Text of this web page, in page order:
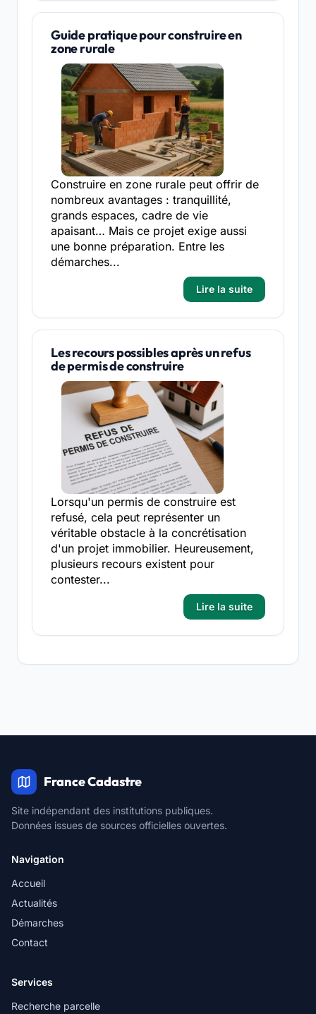
Guide pratique pour construire en
zone rurale
Construire en zone rurale peut offrir de
nombreux avantages : tranquillité,
grands espaces, cadre de vie
apaisant… Mais ce projet exige aussi
une bonne préparation. Entre les
démarches...
Lire la suite
Les recours possibles après un refus
de permis de construire
Lorsqu'un permis de construire est
refusé, cela peut représenter un
véritable obstacle à la concrétisation
d'un projet immobilier. Heureusement,
plusieurs recours existent pour
contester...
Lire la suite
France Cadastre
Site indépendant des institutions publiques.
Données issues de sources officielles ouvertes.
Navigation
Accueil
Actualités
Démarches
Contact
Services
Recherche parcelle